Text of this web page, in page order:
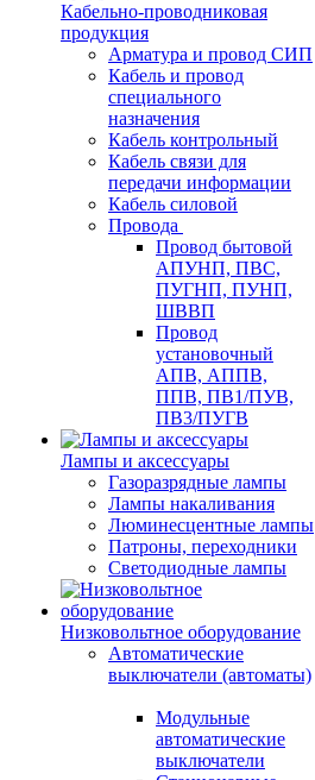
Кабельно-проводниковая
продукция
Арматура и провод СИП
Кабель и провод
специального
назначения
Кабель контрольный
Кабель связи для
передачи информации
Кабель силовой
Провода
Провод бытовой
АПУНП, ПВС,
ПУГНП, ПУНП,
ШВВП
Провод
установочный
АПВ, АППВ,
ППВ, ПВ1/ПУВ,
ПВ3/ПУГВ
Лампы и аксессуары
Газоразрядные лампы
Лампы накаливания
Люминесцентные лампы
Патроны, переходники
Светодиодные лампы
Низковольтное оборудование
Автоматические
выключатели (автоматы)
Модульные
автоматические
выключатели